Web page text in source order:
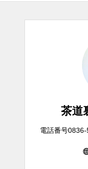
茶道
電話番号